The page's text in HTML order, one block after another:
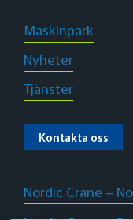
Maskinpark
Nyheter
Tjänster
Kontakta oss
Nordic Crane –